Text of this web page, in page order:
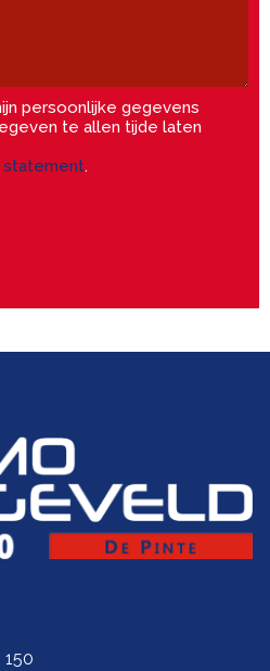
persoonlijke gegevens
te allen tijde laten
statement.